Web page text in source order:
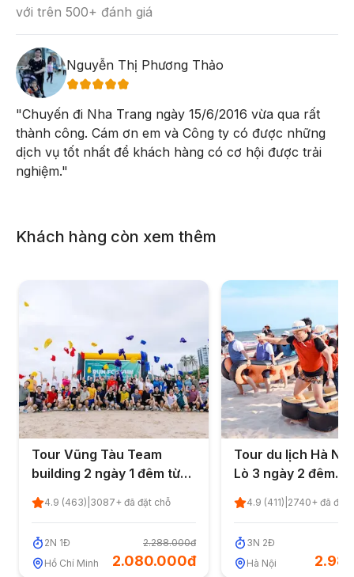
15h30:
Quý khách trở lại ca nô. Ca nô đưa quý khách
về tới cảng. Xe và HDV đưa quý khách về khách sạn
HDV đưa quý khách dùng cơm tối tại nhà hàng. Sau
chợ đêm Nha Trang
công viên Phù Đổng
Cà phê Bốn Mùa,khu hải sản
Tháp Bà.Về khách sạn nghỉ ngơi.
với trên 500+ đánh giá
Nguyễn Thị Phương Thảo
"Chuyến đi Nha Trang ngày 15/6/2016 vừa qua rất
thành công. Cám ơn em và Công ty có được những
dịch vụ tốt nhất để khách hàng có cơ hội được trải
nghiệm."
Khách hàng còn xem thêm
Tour Vũng Tàu Team
building 2 ngày 1 đêm từ
4.9 (463) 3087+ đã đặt chỗ
2N 1Đ
Hồ Chí Minh
2.288.000đ
2.080.000đ
Tour du lịch Hà
Lò 3 ngày 2 đêm
4.9 (411) 2740+ đã đặt
3N 2Đ
Hà Nội